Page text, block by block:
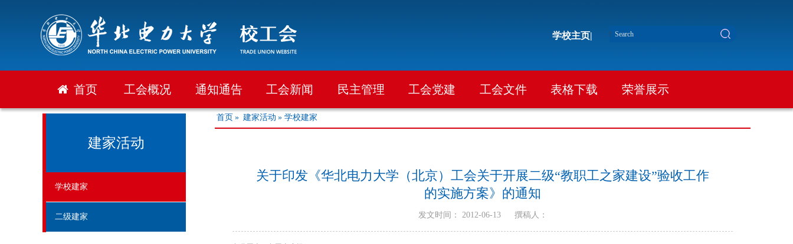
学校主页|
首页 工会概况 通知通告 工会新闻 民主管理 工会党建 工会文件 表格下载 荣誉展示
建家活动
学校建家
二级建家
首页 » 建家活动 » 学校建家
关于印发《华北电力大学（北京）工会关于开展二级“教职工之家建设”验收工作
的实施方案》的通知
发文时间： 2012-06-13 撰稿人：